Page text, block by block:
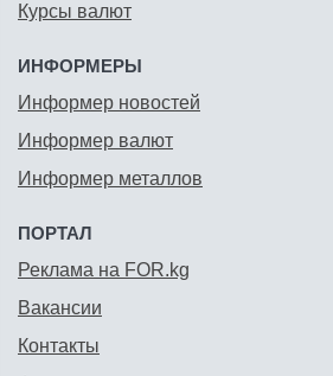
Курсы валют
ИНФОРМЕРЫ
Информер новостей
Информер валют
Информер металлов
ПОРТАЛ
Реклама на FOR.kg
Вакансии
Контакты